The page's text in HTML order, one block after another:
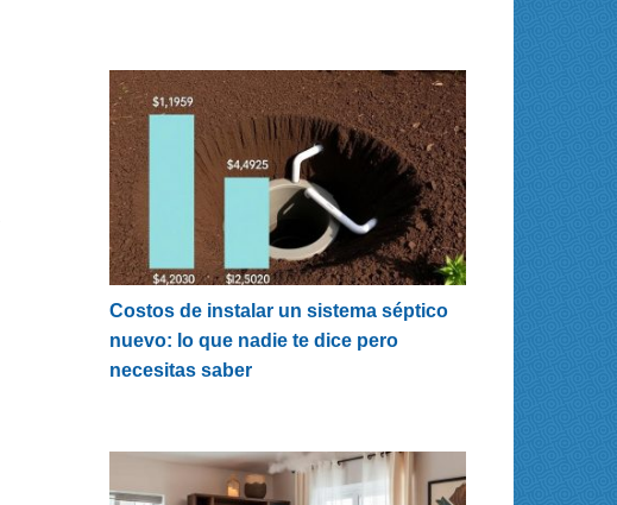
Costos de instalar un sistema séptico
nuevo: lo que nadie te dice pero
necesitas saber